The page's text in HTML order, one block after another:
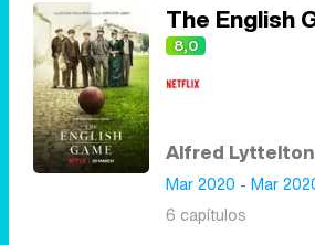
The English
8,0
Alfred Lyttelton
Mar 2020 - Mar
6 capítulos